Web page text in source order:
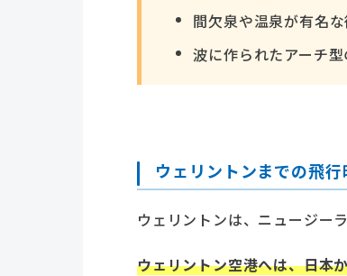
間欠泉や温泉が有名
波に作られたアーチ
ウェリントンまでの飛行
ウェリントンは、ニュージー
ウェリントン空港へは、日本